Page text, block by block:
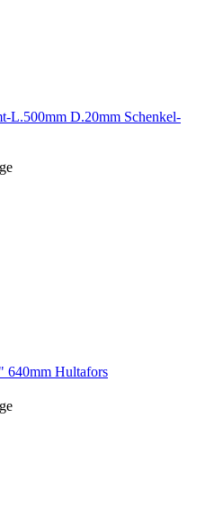
L.500mm D.20mm Schenkel-
640mm Hultafors